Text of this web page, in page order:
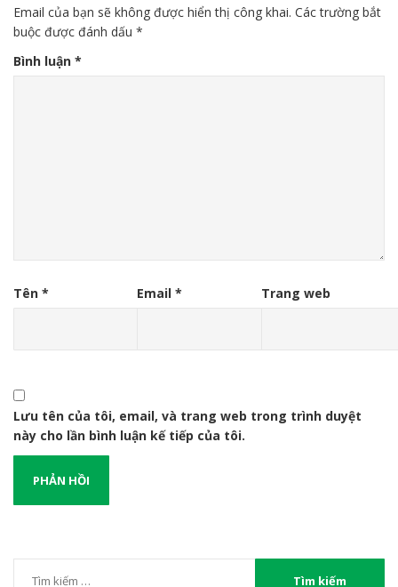
Email của bạn sẽ không được hiển thị công khai. Các trường bắt
buộc được đánh dấu *
Bình luận *
Tên * Email* Trang web
Lưu tên của tôi, email, và trang web trong trình duyệt
này cho lần bình luận kế tiếp của tôi.